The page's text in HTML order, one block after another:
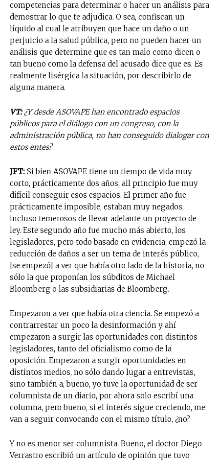
competencias para determinar o hacer un análisis para
demostrar lo que te adjudica. O sea, confiscan un
líquido al cual le atribuyen que hace un daño o un
perjuicio a la salud pública, pero no pueden hacer un
análisis que determine que es tan malo como dicen o
tan bueno como la defensa del acusado dice que es. Es
realmente lisérgica la situación, por describirlo de
alguna manera.
VT:¿Y desde ASOVAPE han encontrado espacios
públicos para el diálogo con un congreso, con la
administración pública, no han conseguido dialogar con
estos entes?
JFT: Si bien ASOVAPE tiene un tiempo de vida muy
corto, prácticamente dos años, all principio fue muy
difícil conseguir esos espacios. El primer año fue
prácticamente imposible, estaban muy negados,
incluso temerosos de llevar adelante un proyecto de
ley. Este segundo año fue mucho más abierto, los
legisladores, pero todo basado en evidencia, empezó la
reducción de daños a ser un tema de interés público,
[se empezó] a ver que había otro lado de la historia, no
sólo la que proponían los súbditos de Michael
Bloomberg o las subsidiarias de Bloomberg.
Empezaron a ver que había otra ciencia. Se empezó a
contrarrestar un poco la desinformación y ahí
empezaron a surgir las oportunidades con distintos
legisladores, tanto del oficialismo como de la
oposición. Empezaron a surgir oportunidades en
distintos medios, no sólo dando lugar a entrevistas,
sino también a, bueno, yo tuve la oportunidad de ser
columnista de un diario, por ahora solo escribí una
columna, pero bueno, si el interés sigue creciendo, me
van a seguir convocando con el mismo título, ¿no?
Y no es menor ser columnista. Bueno, el doctor Diego
Verrastro escribió un artículo de opinión que tuvo